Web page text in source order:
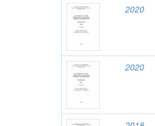
2020
2020